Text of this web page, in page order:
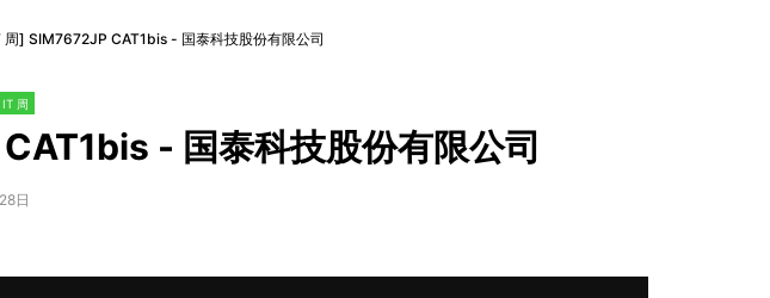
] SIM7672JP CAT1bis - 国泰科技股份有限公司
周
- 国泰科技股份有限公司
日